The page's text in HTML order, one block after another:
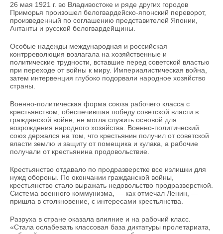
26 мая 1921 г. во Владивостоке и ряде других городов
Приморья произошел белогвардейско-японский переворот,
произведенный по соглашению представителей Японии,
Антанты и русской белогвардейщины.
Особые надежды международная и российская
контрреволюция возлагала на хозяйственные и
политические трудности, вставшие перед советской властью
при переходе от войны к миру. Империалистическая война,
затем интервенция глубоко подорвали народное хозяйство
страны.
Военно-политическая форма союза рабочего класса с
крестьянством, обеспечившая победу советской власти в
гражданской войне, не могла служить основой для
возрождения народного хозяйства. Военно-политический
союз держался на том, что крестьянин получил от советской
власти землю и защиту от помещика и кулака, а рабочие
получали от крестьянина продовольствие.
Крестьянство отдавало по продразверстке все излишки для
нужд обороны. По окончании гражданской войны,
крестьянство стало выражать недовольство продразверсткой.
Система военного коммунизма, — как отмечал Ленин, —
пришла в столкновение, с интересами крестьянства.
Разруха в стране оказала влияние и на рабочий класс.
«Стала ослабевать классовая база диктатуры пролетариата,